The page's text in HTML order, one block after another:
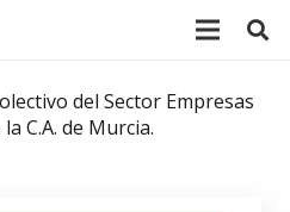
del Sector Empresas
C.A. de Murcia.